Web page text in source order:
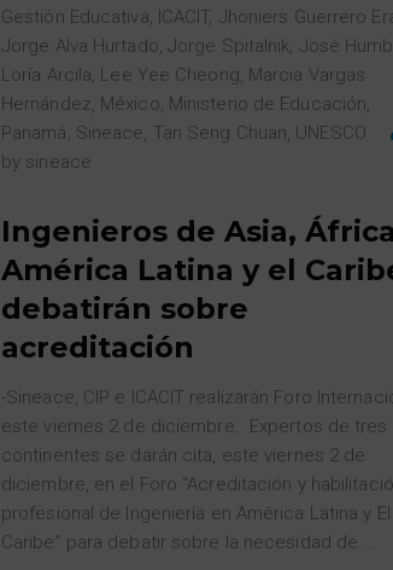
Gestión Educativa, ICACIT, Jhoniers Guerrero
Jorge Alva Hurtado, Jorge Spitalnik, José
Loría Arcila, Lee Yee Cheong, Marcia Vargas
Hernández, México, Ministerio de Educación,
Panamá, Sineace, Tan Seng Chuan, UNESCO
by sineace
Ingenieros de Asia,
América Latina y el
debatirán sobre
acreditación
-Sineace, CIP e ICACIT realizarán Foro
este viernes 2 de diciembre. Expertos de tres
continentes se darán cita, este viernes 2 de
diciembre, en el Foro “Acreditación y
profesional de Ingeniería en América Latina y El
Caribe” para debatir sobre la necesidad de